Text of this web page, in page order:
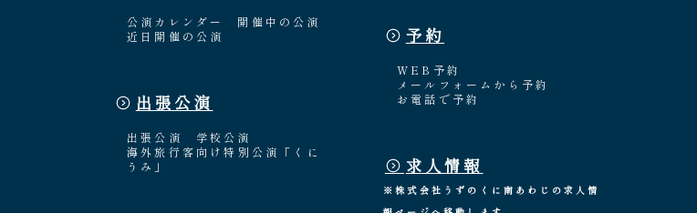
公演カレンダー
開催中の公演
近日開催の公演
出張公演
出張公演
学校公演
海外旅行客向け特別公演「くに
うみ」
予約
WEB予約
メールフォームから予約
お電話で予約
求人情報
※株式会社うずのくに南あわじの求人情